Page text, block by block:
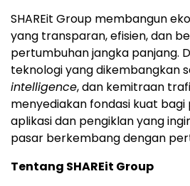
SHAREit Group membangun
yang transparan, efisien, dan
pertumbuhan jangka panjang.
teknologi yang dikembangkan
intelligence, dan kemitraan
menyediakan fondasi kuat
aplikasi dan pengiklan yang
pasar berkembang dengan
Tentang SHAREit Group